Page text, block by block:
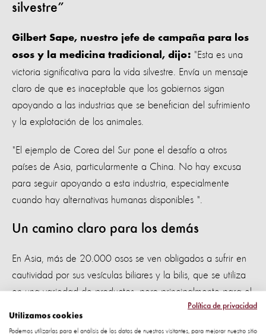
silvestre”
Gilbert Sape, nuestro jefe de campaña para los
osos y la medicina tradicional, dijo: "Esta es una
victoria significativa para la vida silvestre. Envía un mensaje
claro de que es inaceptable que los gobiernos sigan
apoyando a las industrias que se benefician del sufrimiento
y la explotación de los animales.
"El ejemplo de Corea del Sur pone el desafío a otros
países de Asia, particularmente a China. No hay excusa
para seguir apoyando a esta industria, especialmente
cuando hay alternativas humanas disponibles ".
Un camino claro para los demás
En Asia, más de 20.000 osos se ven obligados a sufrir en
cautividad por sus vesículas biliares y la bilis, que se utiliza
en una variedad de productos, pero principalmente para el
mercado de la medicina tradicional. China es el mayor
Política de privacidad
Utilizamos cookies
Podemos utilizarlas para el análisis de los datos de nuestros visitantes, para mejorar nuestro sitio